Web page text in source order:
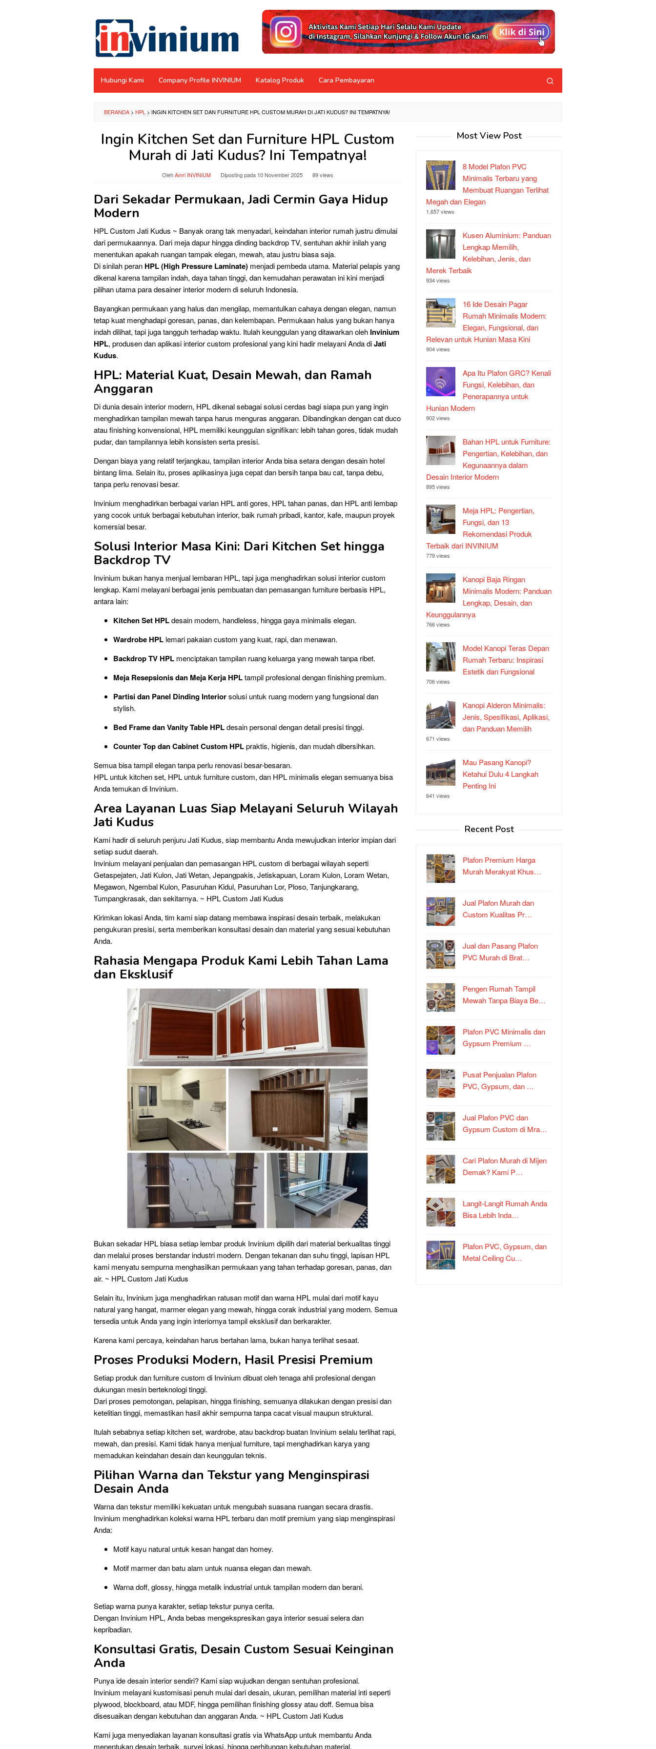
konten
Hubungi Kami Company Profile INVINIUM Katalog Produk Cara Pembayaran
BERANDA > HPL > INGIN KITCHEN SET DAN FURNITURE HPL CUSTOM MURAH DI JATI KUDUS? INI TEMPATNYA!
Ingin Kitchen Set dan Furniture HPL Custom
Murah di Jati Kudus? Ini Tempatnya!
OlehAmri INVINIUM Diposting pada 10 November 2025 89 views
Dari Sekadar Permukaan, Jadi Cermin Gaya Hidup
Modern
HPL Custom Jati Kudus ~ Banyak orang tak menyadari, keindahan interior rumah justru dimulai
dari permukaannya. Dari meja dapur hingga dinding backdrop TV, sentuhan akhir inilah yang
menentukan apakah ruangan tampak elegan, mewah, atau justru biasa saja.
Di sinilah peran HPL (High Pressure Laminate) menjadi pembeda utama. Material pelapis yang
dikenal karena tampilan indah, daya tahan tinggi, dan kemudahan perawatan ini kini menjadi
pilihan utama para desainer interior modern di seluruh Indonesia.
Bayangkan permukaan yang halus dan mengilap, memantulkan cahaya dengan elegan, namun
tetap kuat menghadapi goresan, panas, dan kelembapan. Permukaan halus yang bukan hanya
indah dilihat, tapi juga tangguh terhadap waktu. Itulah keunggulan yang ditawarkan oleh Invinium
HPL, produsen dan aplikasi interior custom profesional yang kini hadir melayani Anda diJati
Kudus.
HPL: Material Kuat, Desain Mewah, dan Ramah
Anggaran
Di dunia desain interior modern, HPL dikenal sebagai solusi cerdas bagi siapa pun yang ingin
menghadirkan tampilan mewah tanpa harus menguras anggaran. Dibandingkan dengan cat duco
atau finishing konvensional, HPL memiliki keunggulan signifikan: lebih tahan gores, tidak mudah
pudar, dan tampilannya lebih konsisten serta presisi.
Dengan biaya yang relatif terjangkau, tampilan interior Anda bisa setara dengan desain hotel
bintang lima. Selain itu, proses aplikasinya juga cepat dan bersih tanpa bau cat, tanpa debu,
tanpa perlu renovasi besar.
Invinium menghadirkan berbagai varian HPL anti gores, HPL tahan panas, dan HPL anti lembap
yang cocok untuk berbagai kebutuhan interior, baik rumah pribadi, kantor, kafe, maupun proyek
komersial besar.
Solusi Interior Masa Kini: Dari Kitchen Set hingga
Backdrop TV
Invinium bukan hanya menjual lembaran HPL, tapi juga menghadirkan solusi interior custom
lengkap. Kami melayani berbagai jenis pembuatan dan pemasangan furniture berbasis HPL,
antara lain:
Kitchen Set HPLdesain modern, handleless, hingga gaya minimalis elegan.
Wardrobe HPL lemari pakaian custom yang kuat, rapi, dan menawan.
Backdrop TV HPL menciptakan tampilan ruang keluarga yang mewah tanpa ribet.
Meja Resepsionis dan Meja Kerja HPLtampil profesional dengan finishing premium.
Partisi dan Panel Dinding Interiorsolusi untuk ruang modern yang fungsional dan
stylish.
Bed Frame dan Vanity Table HPLdesain personal dengan detail presisi tinggi.
Counter Top dan Cabinet Custom HPLpraktis, higienis, dan mudah dibersihkan.
Semua bisa tampil elegan tanpa perlu renovasi besar-besaran.
HPL untuk kitchen set, HPL untuk furniture custom, dan HPL minimalis elegan semuanya bisa
Anda temukan di Invinium.
Area Layanan Luas Siap Melayani Seluruh Wilayah
Jati Kudus
Kami hadir di seluruh penjuru Jati Kudus, siap membantu Anda mewujudkan interior impian dari
setiap sudut daerah.
Invinium melayani penjualan dan pemasangan HPL custom di berbagai wilayah seperti
Getaspejaten, Jati Kulon, Jati Wetan, Jepangpakis, Jetiskapuan, Loram Kulon, Loram Wetan,
Megawon, Ngembal Kulon, Pasuruhan Kidul, Pasuruhan Lor, Ploso, Tanjungkarang,
Tumpangkrasak, dan sekitarnya. ~ HPL Custom Jati Kudus
Kirimkan lokasi Anda, tim kami siap datang membawa inspirasi desain terbaik, melakukan
pengukuran presisi, serta memberikan konsultasi desain dan material yang sesuai kebutuhan
Anda.
Rahasia Mengapa Produk Kami Lebih Tahan Lama
dan Eksklusif
Bukan sekadar HPL biasa setiap lembar produk Invinium dipilih dari material berkualitas tinggi
dan melalui proses berstandar industri modern. Dengan tekanan dan suhu tinggi, lapisan HPL
kami menyatu sempurna menghasilkan permukaan yang tahan terhadap goresan, panas, dan
air. ~ HPL Custom Jati Kudus
Selain itu, Invinium juga menghadirkan ratusan motif dan warna HPL mulai dari motif kayu
natural yang hangat, marmer elegan yang mewah, hingga corak industrial yang modern. Semua
tersedia untuk Anda yang ingin interiornya tampil eksklusif dan berkarakter.
Karena kami percaya, keindahan harus bertahan lama, bukan hanya terlihat sesaat.
Proses Produksi Modern, Hasil Presisi Premium
Setiap produk dan furniture custom di Invinium dibuat oleh tenaga ahli profesional dengan
dukungan mesin berteknologi tinggi.
Dari proses pemotongan, pelapisan, hingga finishing, semuanya dilakukan dengan presisi dan
ketelitian tinggi, memastikan hasil akhir sempurna tanpa cacat visual maupun struktural.
Itulah sebabnya setiap kitchen set, wardrobe, atau backdrop buatan Invinium selalu terlihat rapi,
mewah, dan presisi. Kami tidak hanya menjual furniture, tapi menghadirkan karya yang
memadukan keindahan desain dan keunggulan teknis.
Pilihan Warna dan Tekstur yang Menginspirasi
Desain Anda
Warna dan tekstur memiliki kekuatan untuk mengubah suasana ruangan secara drastis.
Invinium menghadirkan koleksi warna HPL terbaru dan motif premium yang siap menginspirasi
Anda:
Motif kayu natural untuk kesan hangat dan homey.
Motif marmer dan batu alam untuk nuansa elegan dan mewah.
Warna doff, glossy, hingga metalik industrial untuk tampilan modern dan berani.
Setiap warna punya karakter, setiap tekstur punya cerita.
Dengan Invinium HPL, Anda bebas mengekspresikan gaya interior sesuai selera dan
kepribadian.
Konsultasi Gratis, Desain Custom Sesuai Keinginan
Anda
Punya ide desain interior sendiri? Kami siap wujudkan dengan sentuhan profesional.
Invinium melayani kustomisasi penuh mulai dari desain, ukuran, pemilihan material inti seperti
plywood, blockboard, atau MDF, hingga pemilihan finishing glossy atau doff. Semua bisa
disesuaikan dengan kebutuhan dan anggaran Anda. ~ HPL Custom Jati Kudus
Kami juga menyediakan layanan konsultasi gratis via WhatsApp untuk membantu Anda
menentukan desain terbaik, survei lokasi, hingga perhitungan kebutuhan material.
Most View Post
8 Model Plafon PVC
Minimalis Terbaru yang
Membuat Ruangan Terlihat
Megah dan Elegan
1,657 views
Kusen Aluminium: Panduan
Lengkap Memilih,
Kelebihan, Jenis, dan
Merek Terbaik
934 views
16 Ide Desain Pagar
Rumah Minimalis Modern:
Elegan, Fungsional, dan
Relevan untuk Hunian Masa Kini
904 views
Apa Itu Plafon GRC? Kenali
Fungsi, Kelebihan, dan
Penerapannya untuk
Hunian Modern
902 views
Bahan HPL untuk Furniture:
Pengertian, Kelebihan, dan
Kegunaannya dalam
Desain Interior Modern
895 views
Meja HPL: Pengertian,
Fungsi, dan 13
Rekomendasi Produk
Terbaik dari INVINIUM
779 views
Kanopi Baja Ringan
Minimalis Modern: Panduan
Lengkap, Desain, dan
Keunggulannya
766 views
Model Kanopi Teras Depan
Rumah Terbaru: Inspirasi
Estetik dan Fungsional
706 views
Kanopi Alderon Minimalis:
Jenis, Spesifikasi, Aplikasi,
dan Panduan Memilih
671 views
Mau Pasang Kanopi?
Ketahui Dulu 4 Langkah
Penting Ini
641 views
Recent Post
Plafon Premium Harga
Murah Merakyat Khus…
Jual Plafon Murah dan
Custom Kualitas Pr…
Jual dan Pasang Plafon
PVC Murah di Brat…
Pengen Rumah Tampil
Mewah Tanpa Biaya Be…
Plafon PVC Minimalis dan
Gypsum Premium …
Pusat Penjualan Plafon
PVC, Gypsum, dan …
Jual Plafon PVC dan
Gypsum Custom di Mra…
Cari Plafon Murah di Mijen
Demak? Kami P…
Langit-Langit Rumah Anda
Bisa Lebih Inda…
Plafon PVC, Gypsum, dan
Metal Ceiling Cu…